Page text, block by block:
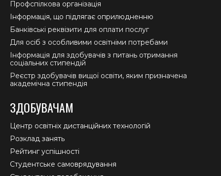
Профспілкова організація
Інформація, що підлягає оприлюдненню
Банківські реквізити для оплати послуг
Для осіб з особливими освітніми потребами
Інформація для здобувачів з питань отримання
соціальних стипендій
Реєстр здобувачів вищої освіти, яким призначена
академічна стипендія
ЗДОБУВАЧАМ
Центр освітніх дистанційних технологій
Розклад занять
Рейтинг успішності
Студентське самоврядування